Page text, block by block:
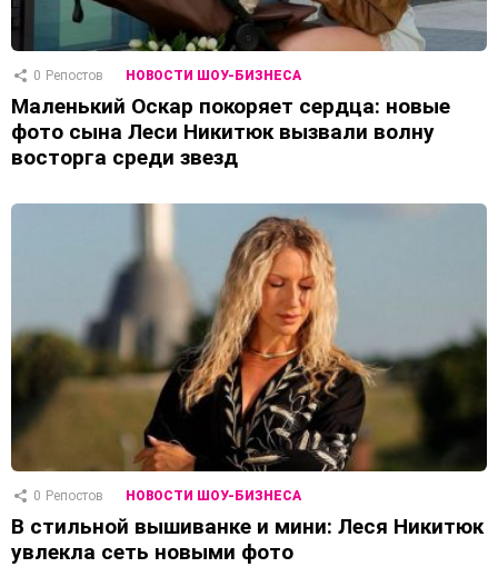
0 Репостов НОВОСТИ ШОУ-БИЗНЕСА
Маленький Оскар покоряет сердца: новые
фото сына Леси Никитюк вызвали волну
восторга среди звезд
0 Репостов НОВОСТИ ШОУ-БИЗНЕСА
В стильной вышиванке и мини: Леся Никитюк
увлекла сеть новыми фото